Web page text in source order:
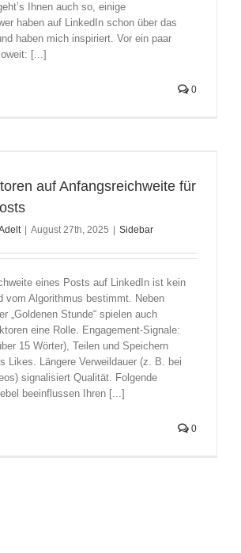
Ihnen auch so, einige
haben auf LinkedIn schon über das
haben mich inspiriert. Vor ein paar
[...]
0
auf Anfangsreichweite für
August 27th, 2025 Sidebar
eines Posts auf LinkedIn ist kein
vom Algorithmus bestimmt. Neben
„Goldenen Stunde“ spielen auch
eine Rolle. Engagement-Signale:
15 Wörter), Teilen und Speichern
Likes. Längere Verweildauer (z. B. bei
signalisiert Qualität. Folgende
beeinflussen Ihren [...]
0